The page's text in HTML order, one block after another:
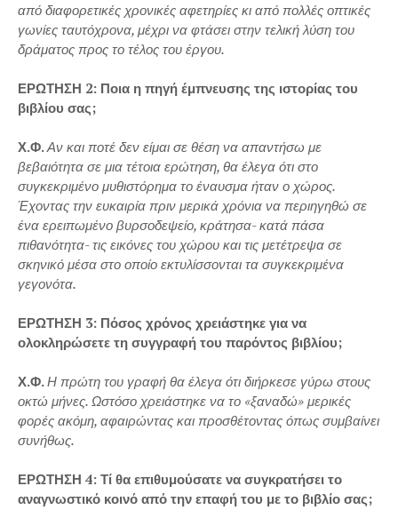
από διαφορετικές χρονικές αφετηρίες κι από πολλές οπτικές
γωνίες ταυτόχρονα, μέχρι να φτάσει στην τελική λύση του
δράματος προς το τέλος του έργου.
ΕΡΩΤΗΣΗ 2: Ποια η πηγή έμπνευσης της ιστορίας του
βιβλίου σας;
Χ.Φ.Αν και ποτέ δεν είμαι σε θέση να απαντήσω με
βεβαιότητα σε μια τέτοια ερώτηση, θα έλεγα ότι στο
συγκεκριμένο μυθιστόρημα το έναυσμα ήταν ο χώρος.
Έχοντας την ευκαιρία πριν μερικά χρόνια να περιηγηθώ σε
ένα ερειπωμένο βυρσοδεψείο, κράτησα- κατά πάσα
πιθανότητα- τις εικόνες του χώρου και τις μετέτρεψα σε
σκηνικό μέσα στο οποίο εκτυλίσσονται τα συγκεκριμένα
γεγονότα.
ΕΡΩΤΗΣΗ 3: Πόσος χρόνος χρειάστηκε για να
ολοκληρώσετε τη συγγραφή του παρόντος βιβλίου;
Χ.Φ.Η πρώτη του γραφή θα έλεγα ότι διήρκεσε γύρω στους
οκτώ μήνες. Ωστόσο χρειάστηκε να το «ξαναδώ» μερικές
φορές ακόμη, αφαιρώντας και προσθέτοντας όπως συμβαίνει
συνήθως.
ΕΡΩΤΗΣΗ 4: Τί θα επιθυμούσατε να συγκρατήσει το
αναγνωστικό κοινό από την επαφή του με το βιβλίο σας;